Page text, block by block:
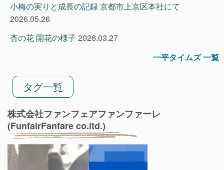
小梅の実りと成長の記録 京都市上京区本社にて
2026.05.26
杏の花 開花の様子 2026.03.27
一平タイムズ 一覧
タグ一覧
株式会社ファンフェアファンファーレ
(FunfairFanfare co.ltd.)